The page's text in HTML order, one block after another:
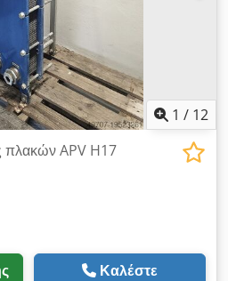
1 / 12
πλακών APV H17
Καλέστε